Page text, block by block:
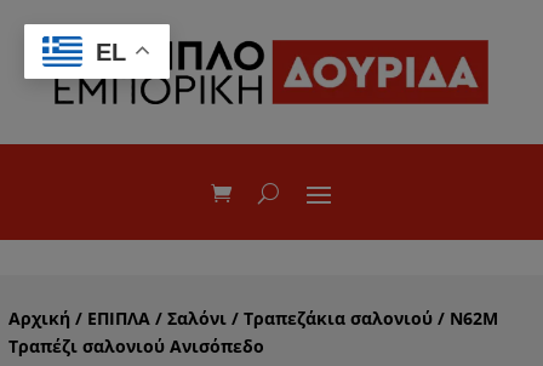
Αρχική / ΕΠΙΠΛΑ / Σαλόνι / Τραπεζάκια σαλονιού / Ν62M
Τραπέζι σαλονιού Ανισόπεδο
EL